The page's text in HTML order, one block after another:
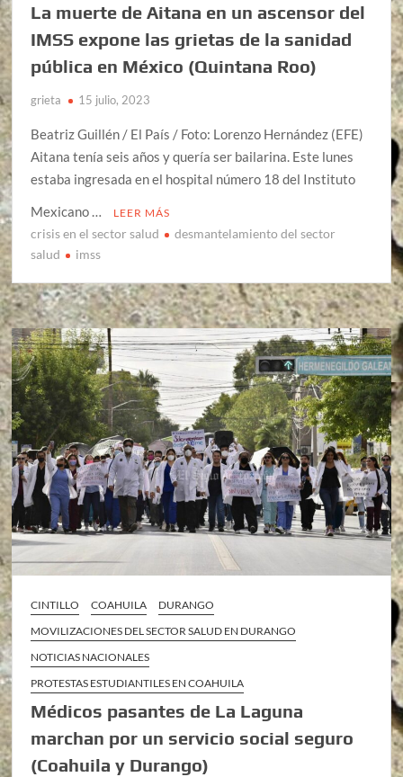
La muerte de Aitana en un ascensor del
IMSS expone las grietas de la sanidad
pública en México (Quintana Roo)
grieta 15 julio, 2023
Beatriz Guillén / El País / Foto: Lorenzo Hernández (EFE)
Aitana tenía seis años y quería ser bailarina. Este lunes
estaba ingresada en el hospital número 18 del Instituto
Mexicano …
LEER MÁS
crisis en el sector salud
desmantelamiento del sector
salud
imss
CINTILLO COAHUILA
DURANGO
MOVILIZACIONES DEL SECTOR SALUD EN DURANGO
NOTICIAS NACIONALES
PROTESTAS ESTUDIANTILES EN COAHUILA
Médicos pasantes de La Laguna
marchan por un servicio social seguro
(Coahuila y Durango)